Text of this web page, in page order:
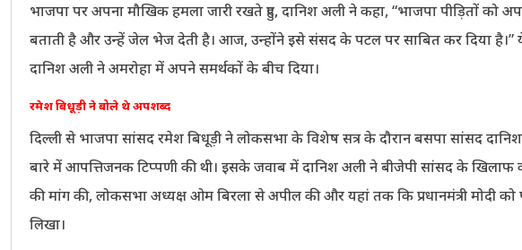
भाजपा पर अपना मौखिक हमला जारी रखते हुए, दानिश अली ने कहा, “भाजपा पीड़ितों को
बताती है और उन्हें जेल भेज देती है। आज, उन्होंने इसे संसद के पटल पर साबित कर दिया है।”
दानिश अली ने अमरोहा में अपने समर्थकों के बीच दिया।
रमेश बिधूड़ी ने बोले थे अपशब्द
दिल्ली से भाजपा सांसद रमेश बिधूड़ी ने लोकसभा के विशेष सत्र के दौरान बसपा सांसद
बारे में आपत्तिजनक टिप्पणी की थी। इसके जवाब में दानिश अली ने बीजेपी सांसद के खिलाफ
की मांग की, लोकसभा अध्यक्ष ओम बिरला से अपील की और यहां तक कि प्रधानमंत्री मोदी को
लिखा।